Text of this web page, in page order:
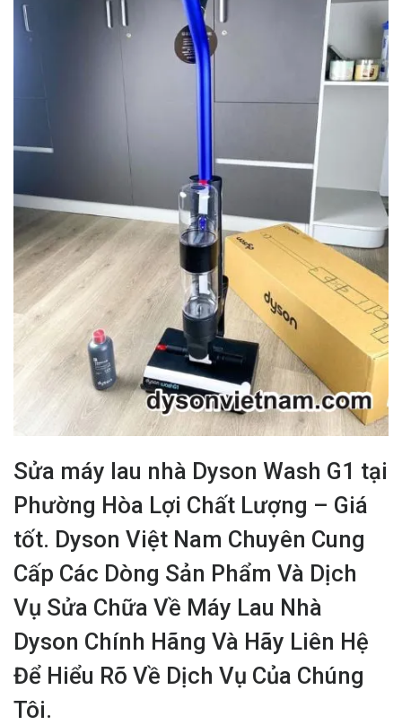
Sửa máy lau nhà Dyson Wash G1 tại
Phường Hòa Lợi Chất Lượng – Giá
tốt. Dyson Việt Nam Chuyên Cung
Cấp Các Dòng Sản Phẩm Và Dịch
Vụ Sửa Chữa Về Máy Lau Nhà
Dyson Chính Hãng Và Hãy Liên Hệ
Để Hiểu Rõ Về Dịch Vụ Của Chúng
Tôi.